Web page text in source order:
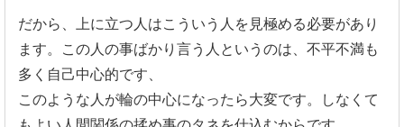
だから、上に立つ人はこういう人を見極める必要があり
ます。
この人の事ばかり言う人というのは、 不平不満も
多く自己中心的です、
このような人が輪の中心になったら大変です。
しなくて